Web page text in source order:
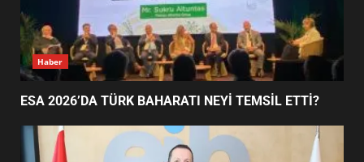
4
EDREMİT’İN GURURU TÜRKİYE
FİNALİNDE NE BAŞARDI?
5
UZATILDI: NE DEĞİŞTİ?
Haber
ESA 2026’DA TÜRK BAHARATI NEYİ TEMSİL ETTİ?